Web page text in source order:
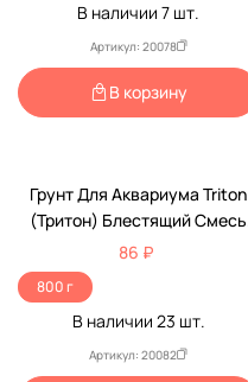
В наличии 7 шт.
Артикул: 20078
В корзину
Грунт Для Аквариума Triton
(Тритон) Блестящий Смесь
№7 800г
86 ₽
800 г
В наличии 23 шт.
Артикул: 20082